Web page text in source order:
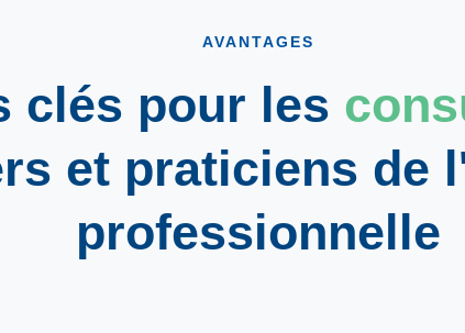
AVANTAGES
clés pour les
et praticiens de
professionnelle